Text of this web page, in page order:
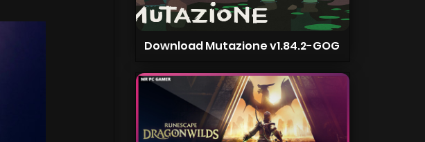
Download Mutazione v1.84.2-GOG